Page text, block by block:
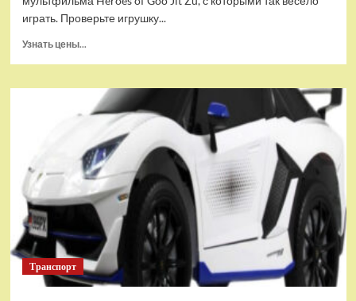
играть. Проверьте игрушку...
Узнать цены...
Тянущаяся
игрушка
Гуджитсу
и
Гигабивень
Водная
Атака
Транспорт